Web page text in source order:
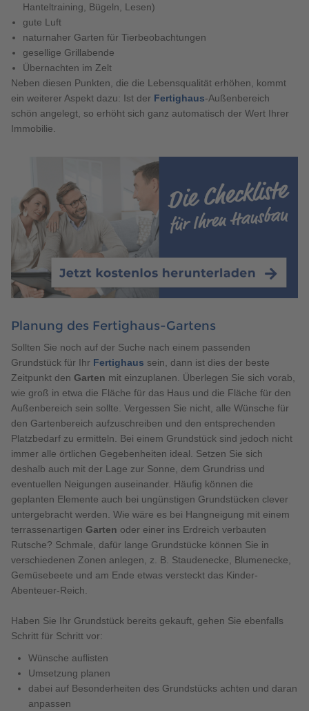
Hanteltraining, Bügeln, Lesen)
gute Luft
naturnaher Garten für Tierbeobachtungen
gesellige Grillabende
Übernachten im Zelt
Neben diesen Punkten, die die Lebensqualität erhöhen, kommt
ein weiterer Aspekt dazu: Ist der Fertighaus-Außenbereich
schön angelegt, so erhöht sich ganz automatisch der Wert Ihrer
Immobilie.
Planung des Fertighaus-Gartens
Sollten Sie noch auf der Suche nach einem passenden
Grundstück für Ihr Fertighaus sein, dann ist dies der beste
Zeitpunkt den Garten mit einzuplanen. Überlegen Sie sich vorab,
wie groß in etwa die Fläche für das Haus und die Fläche für den
Außenbereich sein sollte. Vergessen Sie nicht, alle Wünsche für
den Gartenbereich aufzuschreiben und den entsprechenden
Platzbedarf zu ermitteln. Bei einem Grundstück sind jedoch nicht
immer alle örtlichen Gegebenheiten ideal. Setzen Sie sich
deshalb auch mit der Lage zur Sonne, dem Grundriss und
eventuellen Neigungen auseinander. Häufig können die
geplanten Elemente auch bei ungünstigen Grundstücken clever
untergebracht werden. Wie wäre es bei Hangneigung mit einem
terrassenartigen Garten oder einer ins Erdreich verbauten
Rutsche? Schmale, dafür lange Grundstücke können Sie in
verschiedenen Zonen anlegen, z. B. Staudenecke, Blumenecke,
Gemüsebeete und am Ende etwas versteckt das Kinder-
Abenteuer-Reich.
Haben Sie Ihr Grundstück bereits gekauft, gehen Sie ebenfalls
Schritt für Schritt vor:
Wünsche auflisten
Umsetzung planen
dabei auf Besonderheiten des Grundstücks achten und daran
anpassen